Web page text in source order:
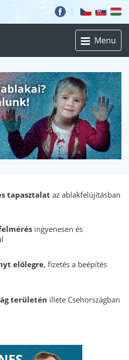
Toggle
navigation
Menu
tapasztalat az ablakfelújításban
ingyenesen és
előlegre, fizetés a beépítés
területén illete Csehországban